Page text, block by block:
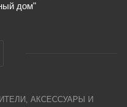
дом"
АКСЕССУАРЫ И